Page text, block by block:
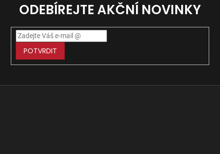
ODEBÍREJTE AKČNÍ NOVINKY
POTVRDIT